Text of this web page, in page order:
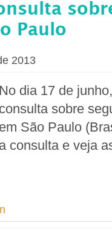
Paulo
2013
No dia 17 de
consulta sobre
em São Paulo
a consulta e veja